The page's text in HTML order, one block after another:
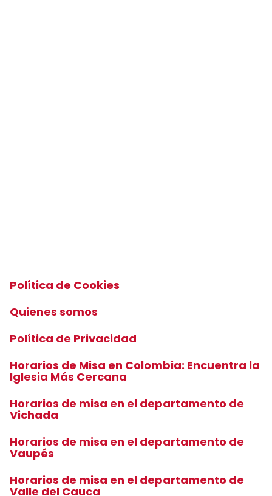
Política de Cookies
Quienes somos
Política de Privacidad
Horarios de Misa en Colombia: Encuentra la
Iglesia Más Cercana
Horarios de misa en el departamento de
Vichada
Horarios de misa en el departamento de
Vaupés
Horarios de misa en el departamento de
Valle del Cauca